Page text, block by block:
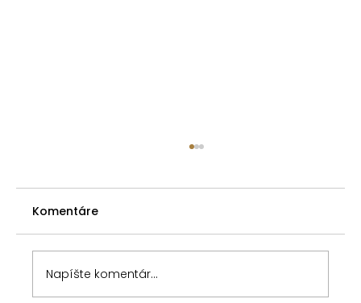
prejavu vôle
V článku Zákonné predkupné právo
spoluvlastníka som poukázal na tri
spôsoby riešenia situácie pri porušení
predkupného práva podielového
spoluvlastníka v prípade, keď prevádzajúci
Komentáre
Napíšte komentár...